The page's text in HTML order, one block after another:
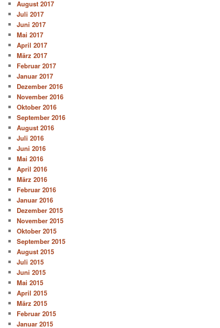
August 2017
Juli 2017
Juni 2017
Mai 2017
April 2017
März 2017
Februar 2017
Januar 2017
Dezember 2016
November 2016
Oktober 2016
September 2016
August 2016
Juli 2016
Juni 2016
Mai 2016
April 2016
März 2016
Februar 2016
Januar 2016
Dezember 2015
November 2015
Oktober 2015
September 2015
August 2015
Juli 2015
Juni 2015
Mai 2015
April 2015
März 2015
Februar 2015
Januar 2015